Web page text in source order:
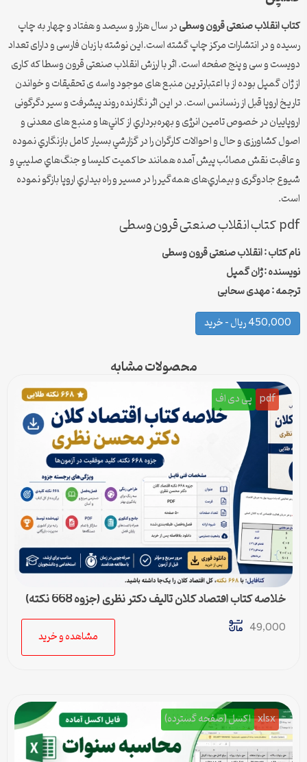
کتاب انقلاب صنعتی قرون وسطیدر سال هزار و سیصد و هفتاد و چهار به چاپ
رسیده و در انتشارات مرکز چاپ گشته است.این نوشته با زبان فارسی و دارای تعداد
دویست و سی و پنج صفحه است. اثر با ارزش انقلاب صنعتی قرون وسطا که کاری
از ژان گمپل بوده از با اعتبارترین منبع های موجود واسه ی تحقیقات و خواندن
تاريخ اروپا قبل از رنسانس است. در اين اثر نگارنده روند پيشرفت و سير دگرگونی
اروپاييان در خصوص تامين انرژی و بهره‌برداري از كاني‌ها و منبع های معدنی و
اصول كشاورزی و حال و احوالات كارگران را در گزارشي بسیار کامل بازنگاري نموده
و عاقبت نقش مصائب پيش آمده همانند حاكميت كليسا و جنگ‌هاي صليبي و
شيوع جادوگری و بيماري‌های همه‌گير را در مسیر و راه بيداري اروپا بازگو نموده
است.
pdf کتاب انقلاب صنعتی قرون وسطی
نام کتاب : انقلاب صنعتی قرون وسطی
نویسنده : ژان گمپل
ترجمه : مهدی سحابی
450,000 ریال – خرید
محصولات مشابه
pdf پی دی اف
خلاصه کتاب اقتصاد کلان تالیف دکتر نظری (جزوه 668 نکته)
49,000
مشاهده و خرید
xlsx اکسل (صفحه گسترده)